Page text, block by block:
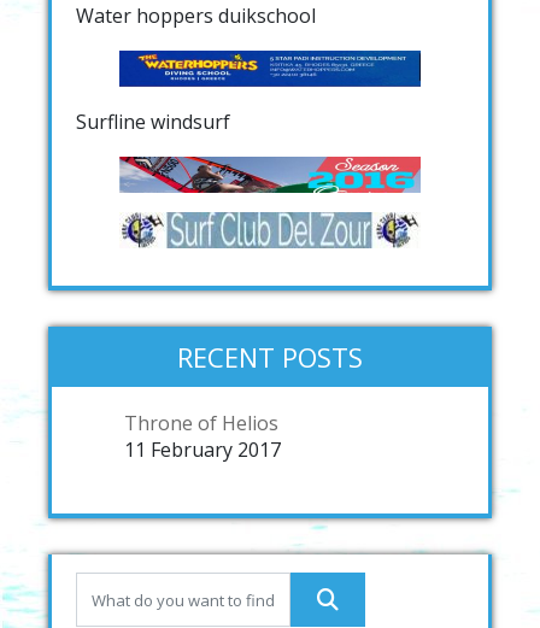
Water hoppers duikschool
Surfline windsurf
RECENT POSTS
Throne of Helios
11 February 2017